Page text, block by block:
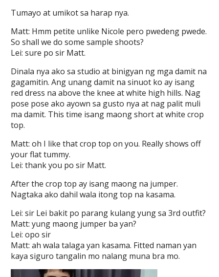
Tumayo at umikot sa harap nya.
Matt: Hmm petite unlike Nicole pero pwedeng pwede.
So shall we do some sample shoots?
Lei: sure po sir Matt.
Dinala nya ako sa studio at binigyan ng mga damit na
gagamitin. Ang unang damit na sinuot ko ay isang
red dress na above the knee at white high hills. Nag
pose pose ako ayown sa gusto nya at nag palit muli
ma damit. This time isang maong short at white crop
top.
Matt: oh I like that crop top on you. Really shows off
your flat tummy.
Lei: thank you po sir Matt.
After the crop top ay isang maong na jumper.
Nagtaka ako dahil wala itong top na kasama.
Lei: sir Lei bakit po parang kulang yung sa 3rd outfit?
Matt: yung maong jumper ba yan?
Lei: opo sir
Matt: ah wala talaga yan kasama. Fitted naman yan
kaya siguro tangalin mo nalang muna bra mo.